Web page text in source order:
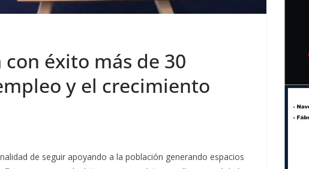
con éxito más de 30
y el crecimiento
de seguir apoyando a la población generando espacios